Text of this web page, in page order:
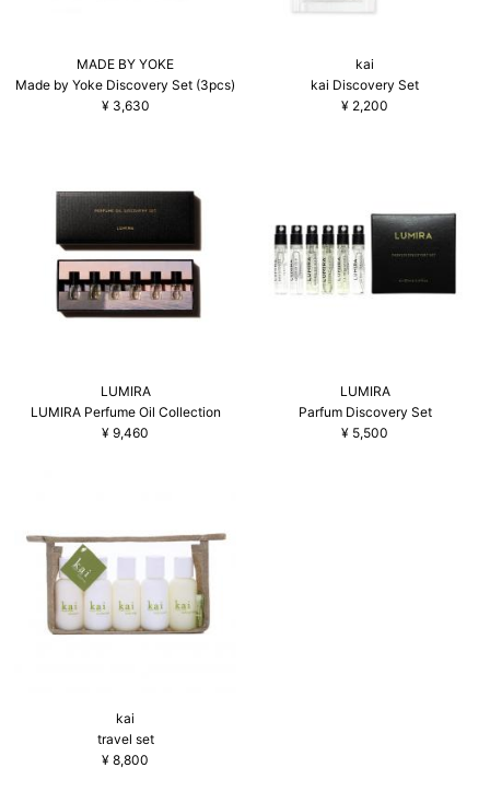
MADE BY YOKE
Made by Yoke Discovery Set (3pcs)
¥ 3,630
kai
kai Discovery Set
¥ 2,200
LUMIRA
LUMIRA Perfume Oil Collection
¥ 9,460
LUMIRA
Parfum Discovery Set
¥ 5,500
kai
travel set
¥ 8,800